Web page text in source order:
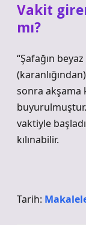
Vakit
mı?
“Şafağın
sonra akşama
vaktiyle
kılınabilir.
Tarih: